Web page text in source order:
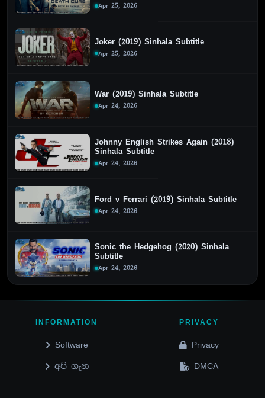
Apr 25, 2026
Joker (2019) Sinhala Subtitle
Apr 25, 2026
War (2019) Sinhala Subtitle
Apr 24, 2026
Johnny English Strikes Again (2018)
Sinhala Subtitle
Apr 24, 2026
Ford v Ferrari (2019) Sinhala Subtitle
Apr 24, 2026
Sonic the Hedgehog (2020) Sinhala
Subtitle
Apr 24, 2026
INFORMATION
Software
අපි ගැන
PRIVACY
Privacy
DMCA